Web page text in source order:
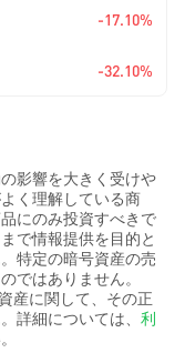
-17.10%
-32.10%
影響を大きく受けや
く理解している商
にのみ投資すべきで
で情報提供を目的と
特定の暗号資産の売
ではありません。
産に関して、その正
詳細については、 利